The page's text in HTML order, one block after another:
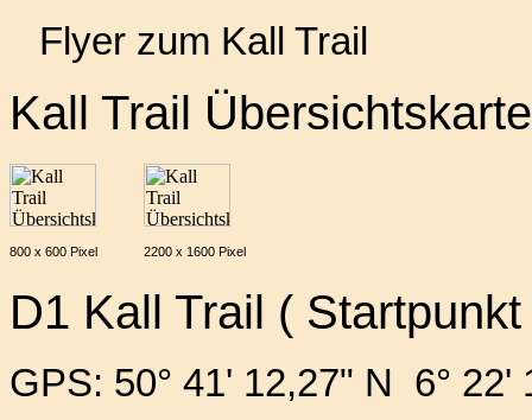
Flyer zum Kall Trail
Kall Trail
800 x 600 Pixel 2200 x 1600 Pixel
D1 Kall Trail ( Startpunkt
GPS: 50° 41' 12,27" N 6° 22'